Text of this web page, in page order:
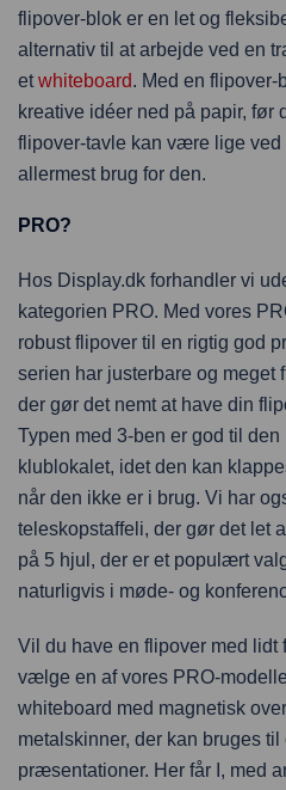
flipover-blok er en let og
alternativ til at arbejde ved en
etwhiteboard. Med en flipover-
kreative idéer ned på papir, før
flipover-tavle kan være lige ved
allermest brug for den.
PRO?
Hos Display.dk forhandler vi
kategorien PRO. Med vores
robust flipover til en rigtig god
serien har justerbare og meget
der gør det nemt at have din
Typen med 3-ben er god til
klublokalet, idet den kan
når den ikke er i brug. Vi har
teleskopstaffeli, der gør det let
på 5 hjul, der er et populært
naturligvis i møde- og
Vil du have en flipover med lidt
vælge en af vores PRO-
whiteboard med magnetisk
metalskinner, der kan bruges
præsentationer. Her får I, med